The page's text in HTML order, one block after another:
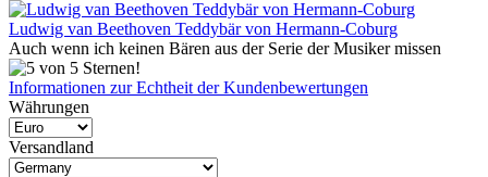
Ludwig van Beethoven Teddybär von Hermann-Coburg
Auch wenn ich keinen Bären aus der Serie der Musiker missen
Informationen zur Echtheit der Kundenbewertungen
Währungen
Versandland